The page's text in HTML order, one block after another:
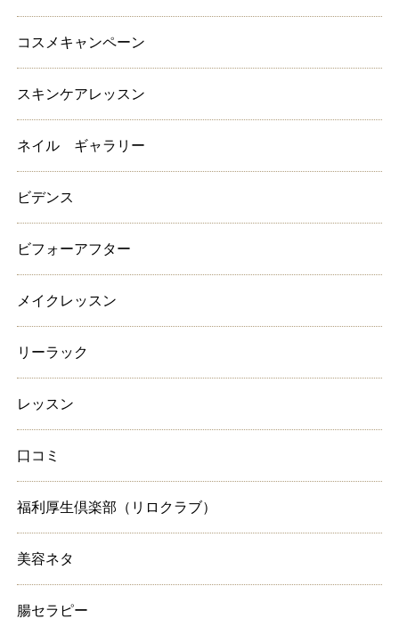
コスメキャンペーン
スキンケアレッスン
ネイル ギャラリー
ビデンス
ビフォーアフター
メイクレッスン
リーラック
レッスン
口コミ
福利厚生倶楽部（リロクラブ）
美容ネタ
腸セラピー